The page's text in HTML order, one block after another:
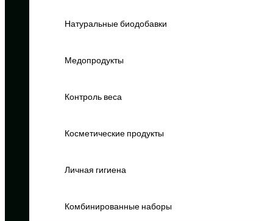
Натуральные биодобавки
Медопродукты
Контроль веса
Косметические продукты
Личная гигиена
Комбинированные наборы